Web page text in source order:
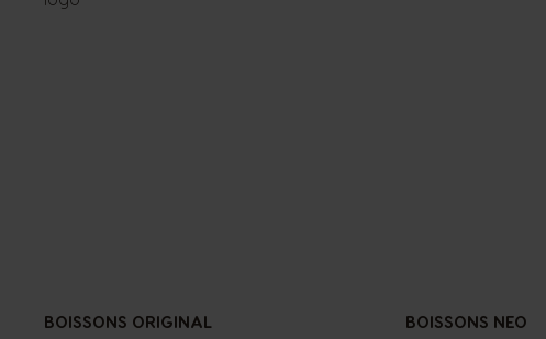
BOISSONS ORIGINAL BOISSONS NEO